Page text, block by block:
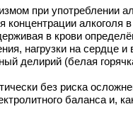
при употреблении
алкоголя
в крови
нагрузки на сердце и
делирий (белая
без риска
баланса и,